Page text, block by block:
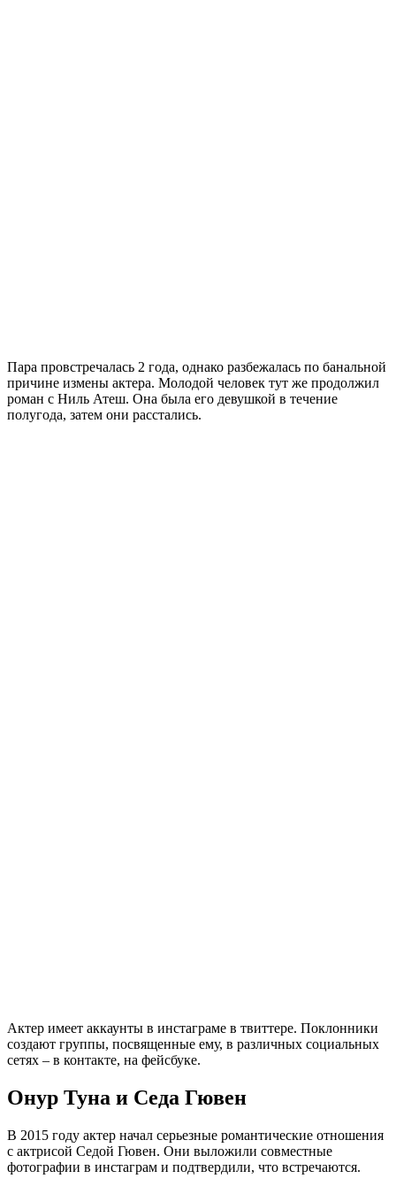
Пара провстречалась 2 года, однако разбежалась по банальной
причине измены актера. Молодой человек тут же продолжил
роман с Ниль Атеш. Она была его девушкой в течение
полугода, затем они расстались.
Актер имеет аккаунты в инстаграме в твиттере. Поклонники
создают группы, посвященные ему, в различных социальных
сетях – в контакте, на фейсбуке.
Онур Туна и Седа Гювен
В 2015 году актер начал серьезные романтические отношения
с актрисой Седой Гювен. Они выложили совместные
фотографии в инстаграм и подтвердили, что встречаются.